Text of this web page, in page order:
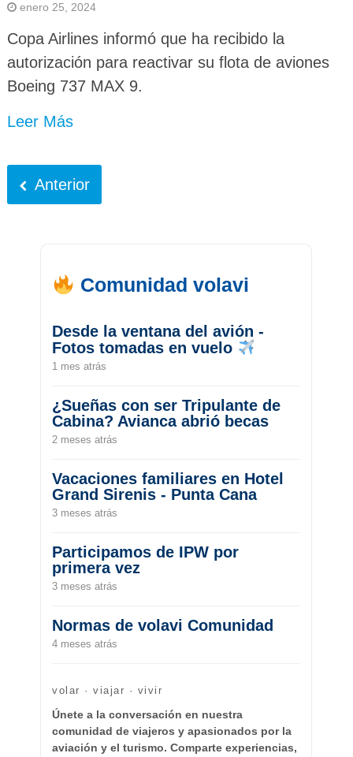
enero 25, 2024
Copa Airlines informó que ha recibido la
autorización para reactivar su flota de aviones
Boeing 737 MAX 9.
Leer Más
Anterior
Comunidad volavi
Desde la ventana del avión -
Fotos tomadas en vuelo
1 mes atrás
¿Sueñas con ser Tripulante de
Cabina? Avianca abrió becas
2 meses atrás
Vacaciones familiares en Hotel
Grand Sirenis - Punta Cana
3 meses atrás
Participamos de IPW por
primera vez
3 meses atrás
Normas de volavi Comunidad
4 meses atrás
volar · viajar · vivir
Únete a la conversación en nuestra
comunidad de viajeros y apasionados por la
aviación y el turismo. Comparte experiencias,